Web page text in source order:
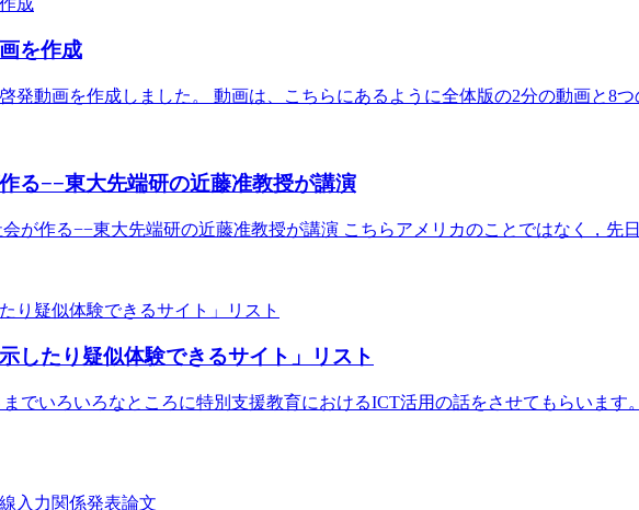
を作成
発動画を作成しました。 動画は、こちらにあるように全体版の2分の動画と8
る−−東大先端研の近藤准教授が講演
が作る−−東大先端研の近藤准教授が講演 こちらアメリカのことではなく，先
したり疑似体験できるサイト」リスト
でいろいろなところに特別支援教育におけるICT活用の話をさせてもらいます